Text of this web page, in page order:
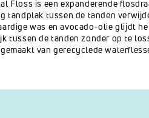
Floss is een expanderende
tandplak tussen de tanden
was en avocado-olie glijdt
tussen de tanden zonder op te
van gerecyclede